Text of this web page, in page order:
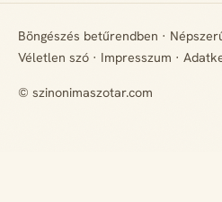
Böngészés betűrendben ·
Véletlen szó · Impresszum ·
© szinonimaszotar.com